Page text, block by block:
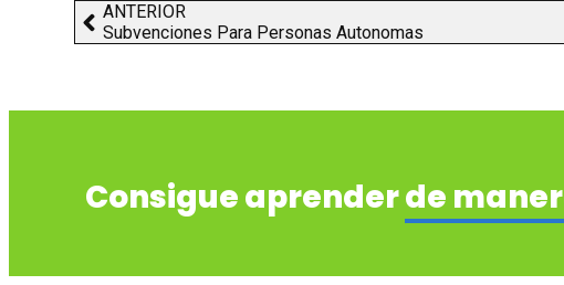
ANTERIOR
Subvenciones Para Personas Autonomas
Consigue aprenderde